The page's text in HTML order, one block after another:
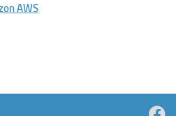
AWS